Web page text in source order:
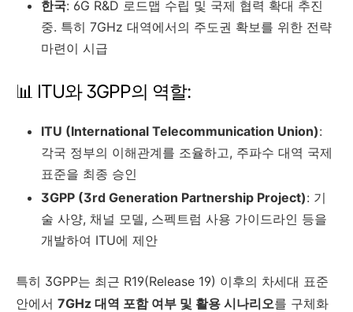
한국: 6G R&D 로드맵 수립 및 국제 협력 확대 추진
중. 특히 7GHz 대역에서의 주도권 확보를 위한 전략
마련이 시급
📊 ITU와 3GPP의 역할:
ITU (International Telecommunication Union):
각국 정부의 이해관계를 조율하고, 주파수 대역 국제
표준을 최종 승인
3GPP (3rd Generation Partnership Project): 기
술 사양, 채널 모델, 스펙트럼 사용 가이드라인 등을
개발하여 ITU에 제안
특히 3GPP는 최근 R19(Release 19) 이후의 차세대 표준
안에서 7GHz 대역 포함 여부 및 활용 시나리오를 구체화